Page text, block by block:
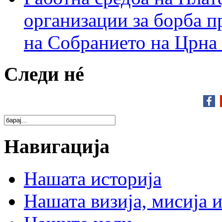
организации за борба
на Собранието на Црна
Следи нé
Навигација
Нашата историја
Нашата визија, мисија и